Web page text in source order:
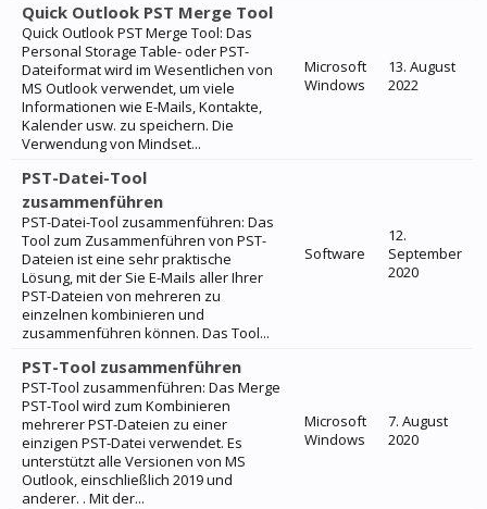
Quick Outlook PST Merge Tool
Quick Outlook PST Merge Tool: Das
Personal Storage Table- oder PST-
Dateiformat wird im Wesentlichen von
MS Outlook verwendet, um viele
Informationen wie E-Mails, Kontakte,
Kalender usw. zu speichern. Die
Verwendung von Mindset...
Microsoft
Windows
13. August
2022
PST-Datei-Tool
zusammenführen
PST-Datei-Tool zusammenführen: Das
Tool zum Zusammenführen von PST-
Dateien ist eine sehr praktische
Lösung, mit der Sie E-Mails aller Ihrer
PST-Dateien von mehreren zu
einzelnen kombinieren und
zusammenführen können. Das Tool...
Software
12.
September
2020
PST-Tool zusammenführen
PST-Tool zusammenführen: Das Merge
PST-Tool wird zum Kombinieren
mehrerer PST-Dateien zu einer
einzigen PST-Datei verwendet. Es
unterstützt alle Versionen von MS
Outlook, einschließlich 2019 und
anderer. . Mit der...
Microsoft
Windows
7. August
2020